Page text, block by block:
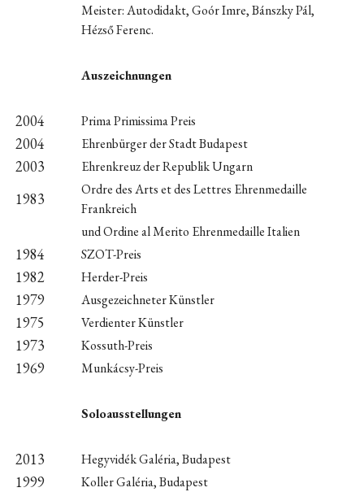
Meister: Autodidakt, Goór Imre, Bánszky Pál,
Hézső Ferenc.
Auszeichnungen
2004 Prima Primissima Preis
2004 Ehrenbürger der Stadt Budapest
2003 Ehrenkreuz der Republik Ungarn
1983
Ordre des Arts et des Lettres Ehrenmedaille
Frankreich
und Ordine al Merito Ehrenmedaille Italien
1984 SZOT-Preis
1982 Herder-Preis
1979 Ausgezeichneter Künstler
1975 Verdienter Künstler
1973 Kossuth-Preis
1969 Munkácsy-Preis
Soloausstellungen
2013 Hegyvidék Galéria, Budapest
1999 Koller Galéria, Budapest